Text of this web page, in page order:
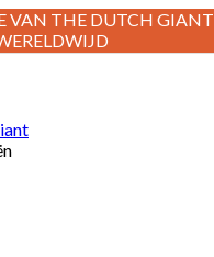
VAN THE DUTCH GIANT